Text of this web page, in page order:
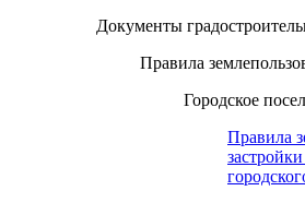
Документы
Правила
Городское
Правила